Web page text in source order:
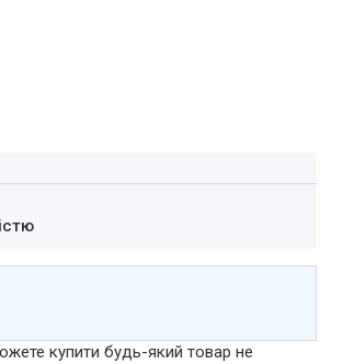
купити будь-який товар не